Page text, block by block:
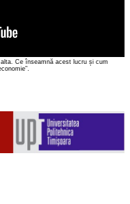
Ce înseamnă acest lucru și cum